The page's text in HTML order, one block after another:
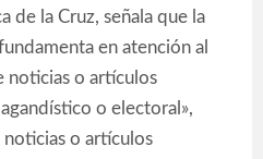
de la Cruz, señala que la
en atención al
noticias o artículos
o electoral»,
noticias o artículos